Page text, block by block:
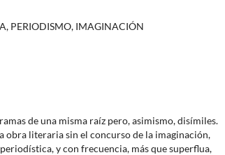
PERIODISMO, IMAGINACIÓN
de una misma raíz pero, asimismo, disímiles.
obra literaria sin el concurso de la imaginación,
y con frecuencia, más que superflua,